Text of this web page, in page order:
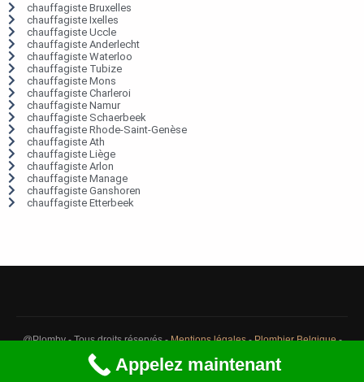
chauffagiste Bruxelles
chauffagiste Ixelles
chauffagiste Uccle
chauffagiste Anderlecht
chauffagiste Waterloo
chauffagiste Tubize
chauffagiste Mons
chauffagiste Charleroi
chauffagiste Namur
chauffagiste Schaerbeek
chauffagiste Rhode-Saint-Genèse
chauffagiste Ath
chauffagiste Liège
chauffagiste Arlon
chauffagiste Manage
chauffagiste Ganshoren
chauffagiste Etterbeek
@Plomby - Tous droits réservés -Mentions légales-Plombier Belgique-
Débouchage Belgique
Appelez maintenant